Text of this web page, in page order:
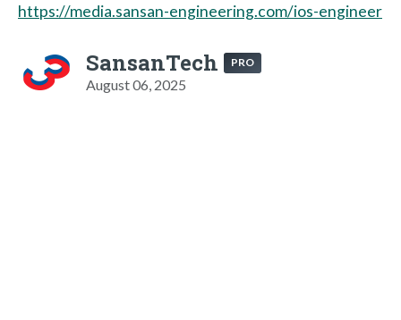
https://media.sansan-engineering.com/ios-engineer
SansanTech PRO
August 06, 2025